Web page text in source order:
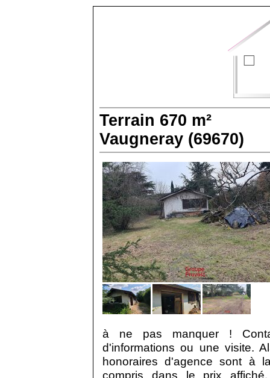
Terrain 670 m²
Vaugneray (69670)
à ne pas manquer !
d'informations ou une visite.
honoraires d'agence sont à
compris dans le prix